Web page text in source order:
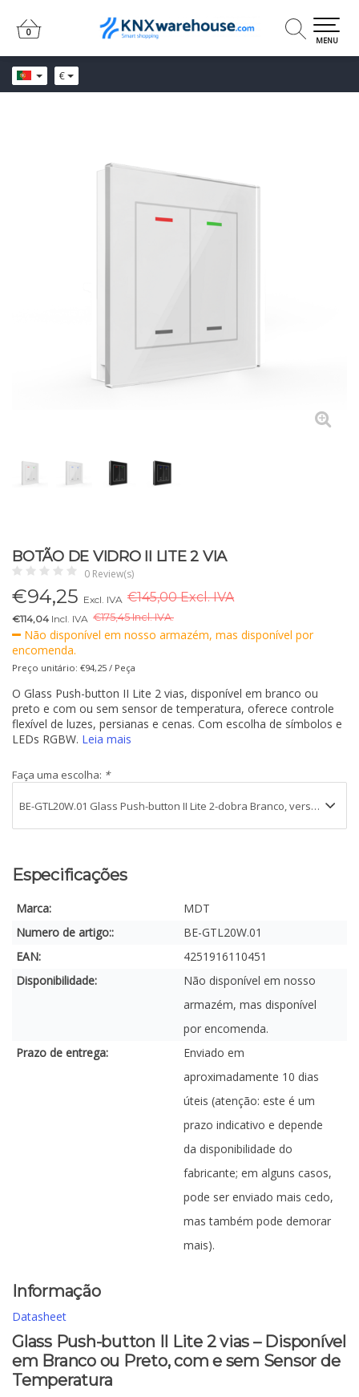
€
0
0
MENU
BOTÃO DE VIDRO II LITE 2 VIA
0 Review(s)
€94,25 Excl. IVA €145,00 Excl. IVA
€114,04 Incl. IVA €175,45 Incl. IVA.
Não disponível em nosso armazém, mas disponível por
encomenda.
Preço unitário: €94,25 / Peça
O Glass Push-button II Lite 2 vias, disponível em branco ou
preto e com ou sem sensor de temperatura, oferece controle
flexível de luzes, persianas e cenas. Com escolha de símbolos e
LEDs RGBW. Leia mais
Faça uma escolha: *
Especificações
Marca:
MDT
Numero de artigo::
BE-GTL20W.01
EAN:
4251916110451
Disponibilidade:
Não disponível em nosso
armazém, mas disponível
por encomenda.
Prazo de entrega:
Enviado em
aproximadamente 10 dias
úteis (atenção: este é um
prazo indicativo e depende
da disponibilidade do
fabricante; em alguns casos,
pode ser enviado mais cedo,
mas também pode demorar
mais).
Informação
Datasheet
Glass Push-button II Lite 2 vias – Disponível
em Branco ou Preto, com e sem Sensor de
Temperatura